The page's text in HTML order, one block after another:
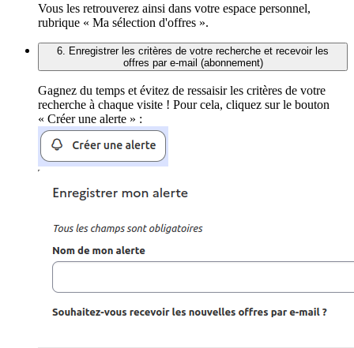
Vous les retrouverez ainsi dans votre espace personnel,
rubrique « Ma sélection d'offres ».
6. Enregistrer les critères de votre recherche et recevoir les
offres par e-mail (abonnement)
Gagnez du temps et évitez de ressaisir les critères de votre
recherche à chaque visite ! Pour cela, cliquez sur le bouton
« Créer une alerte » :